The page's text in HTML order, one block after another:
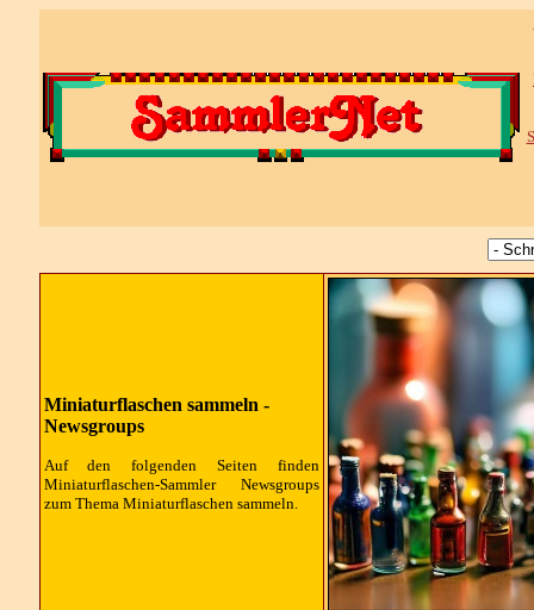
Miniaturflaschen sammeln -
Newsgroups
Auf den folgenden Seiten finden
Miniaturflaschen-Sammler Newsgroups
zum Thema Miniaturflaschen sammeln.